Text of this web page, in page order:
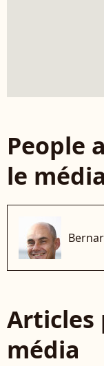
People
le média
Articles
média